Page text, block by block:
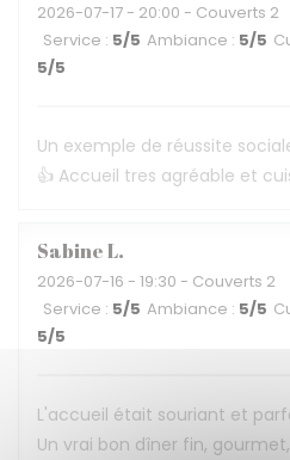
2026-07-17 - 20:00 - Couverts 2
Service : 5/5 Ambiance : 5/5
5/5
Un exemple de réussite
👍 Accueil tres agréable et
SabineL
2026-07-16 - 19:30 - Couverts 2
Service : 5/5 Ambiance : 5/5
5/5
L'accueil était souriant et
Un vrai bon dîner fin,